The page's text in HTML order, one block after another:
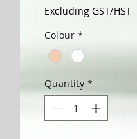
Excluding GST/HST
Colour *
Quantity *